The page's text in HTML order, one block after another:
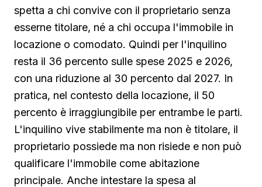
spetta a chi convive con il proprietario senza
esserne titolare, né a chi occupa l'immobile in
locazione o comodato. Quindi per l'inquilino
resta il 36 percento sulle spese 2025 e 2026,
con una riduzione al 30 percento dal 2027. In
pratica, nel contesto della locazione, il 50
percento è irraggiungibile per entrambe le parti.
L'inquilino vive stabilmente ma non è titolare, il
proprietario possiede ma non risiede e non può
qualificare l'immobile come abitazione
principale. Anche intestare la spesa al